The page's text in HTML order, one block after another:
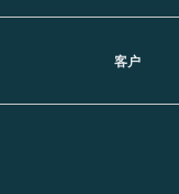
客户